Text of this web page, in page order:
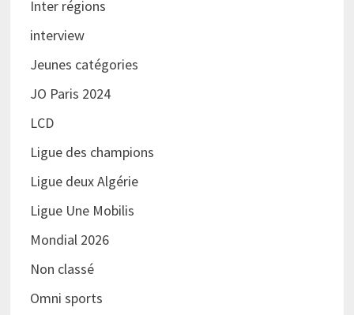
Inter régions
interview
Jeunes catégories
JO Paris 2024
LCD
Ligue des champions
Ligue deux Algérie
Ligue Une Mobilis
Mondial 2026
Non classé
Omni sports